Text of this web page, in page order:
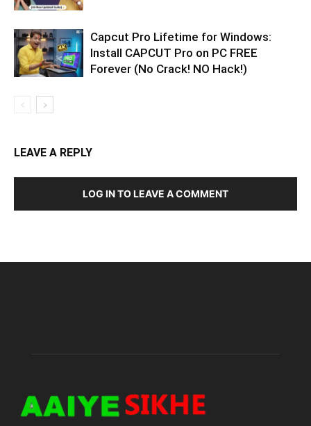
Capcut Pro Lifetime for Windows:
Install CAPCUT Pro on PC FREE
Forever (No Crack! NO Hack!)
LEAVE A REPLY
LOG IN TO LEAVE A COMMENT